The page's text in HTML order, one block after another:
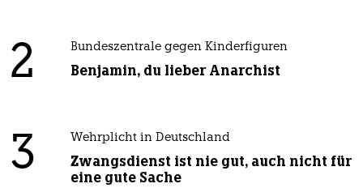
2 Bundeszentrale gegen Kinderfiguren
Benjamin, du lieber Anarchist
3 Wehrplicht in Deutschland
Zwangsdienst ist nie gut, auch nicht für
eine gute Sache